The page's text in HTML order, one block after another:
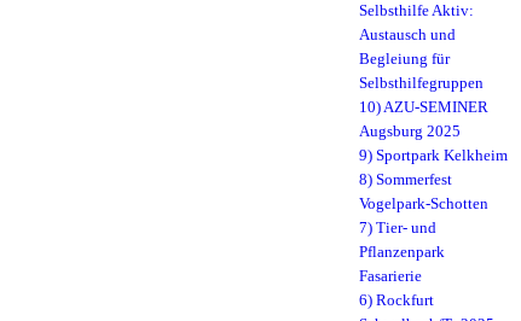
Selbsthilfe Aktiv:
Austausch und
Begleiung für
Selbsthilfegruppen
10) AZU-SEMINER
Augsburg 2025
9) Sportpark Kelkheim
8) Sommerfest
Vogelpark-Schotten
7) Tier- und
Pflanzenpark
Fasarierie
6) Rockfurt